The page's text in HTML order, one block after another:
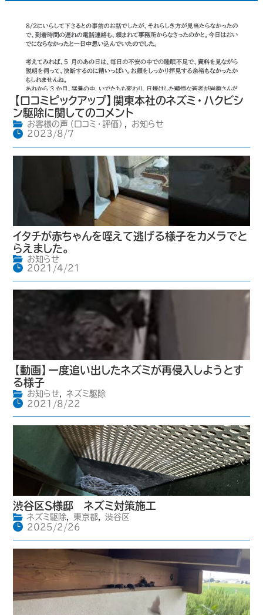
【口コミピックアップ】関東本社のネズミ・ハクビシ
ン駆除に関してのコメント
お客様の声（口コミ・評価） ,
お知らせ
2023/8/7
イタチが赤ちゃんを咥えて逃げる様子をカメラでと
らえました。
お知らせ
2021/4/21
【動画】一度追い出したネズミが再侵入しようとす
る様子
お知らせ,
ネズミ駆除
2021/8/22
渋谷区S様邸 ネズミ対策施工
ネズミ駆除, 東京都,
渋谷区
2025/2/26